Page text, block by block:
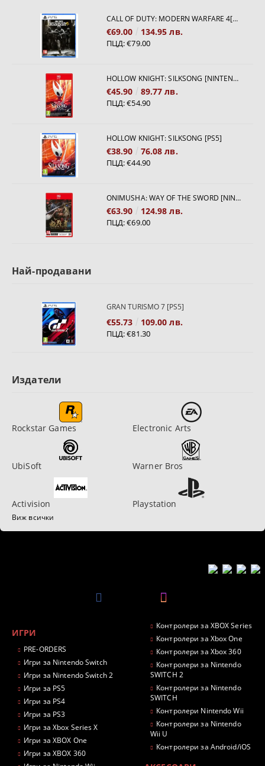
CALL OF DUTY: MODERN WARFARE 4[PS5]
€69.00 134.95 лв.
ПЦД:€79.00
HOLLOW KNIGHT: SILKSONG [NINTENDO SWITCH 2]
€45.90 89.77 лв.
ПЦД:€54.90
HOLLOW KNIGHT: SILKSONG [PS5]
€38.90 76.08 лв.
ПЦД:€44.90
ONIMUSHA: WAY OF THE SWORD [NINTENDO SWITCH 2]
€63.90 124.98 лв.
ПЦД:€69.00
Най-продавани
GRAN TURISMO 7 [PS5]
€55.73 109.00 лв.
ПЦД:€81.30
Издатели
Rockstar Games Electronic Arts
UbiSoft Warner Bros
Activision Playstation
Виж всички
ИГРИ
PRE-ORDERS
Игри за Nintendo Switch
Игри за Nintendo Switch 2
Игри за PS5
Игри за PS4
Игри за PS3
Игри за Xbox Series X
Игри за XBOX One
Игри за XBOX 360
Контролери за XBOX Series
Контролери за Xbox One
Контролери за Xbox 360
Контролери за Nintendo
SWITCH 2
Контролери за Nintendo
SWITCH
Контролери Nintendo Wii
Контролери за Nintendo
Wii U
Контролери за Android/iOS